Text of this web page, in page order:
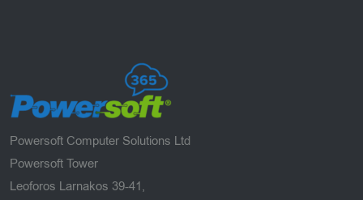
Powersoft Computer Solutions Ltd
Powersoft Tower
Leoforos Larnakos 39-41,